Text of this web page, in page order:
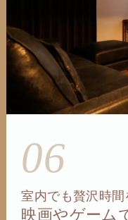
06
室内でも贅沢時間
映画やゲーム